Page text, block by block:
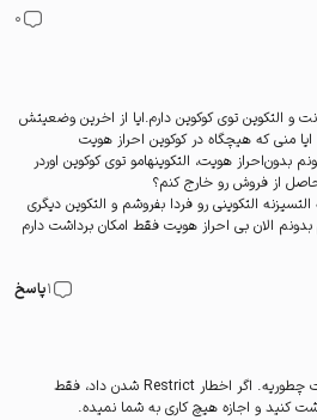
0
۴سال پیش اکانت و التکوین توی کوکوین دارم.ایا از اخرین وضعیتش
مشخصا ایا منی که هیچگاه در کوکوین احراز هویت
بدون‌احراز هویت، التکوینهامو توی کوکوین اوردر
از فروش رو خارج کنم؟
التکوینی رو فردا بفروشم و التکوین دیگری
میخوام بدونم الان بی احراز هویت فقط امکان برداشت دارم
1پاسخ
وارد اکانتتون بشید ببینید وضعیت چطوریه. اگر اخطار Restrict شدن داد، فقط
کنید و اجازه هیچ کاری به شما نمیده.